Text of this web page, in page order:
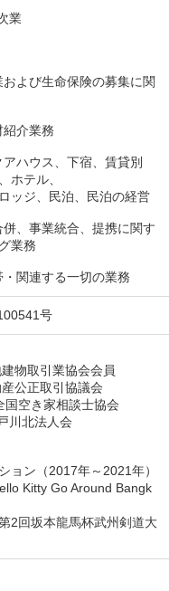
業
よび生命保険の募集に関
介業務
ハウス、下宿、賃貸別
ホテル、
ジ、民泊、民泊の経営
、事業統合、提携に関す
業務
関連する一切の業務
号
物取引業協会会員
公正取引協議会
空き家相談士協会
川北法人会
ン（2017年～2021年）
Kitty Go Around Bangk
2回坂本龍馬杯武州剣道大